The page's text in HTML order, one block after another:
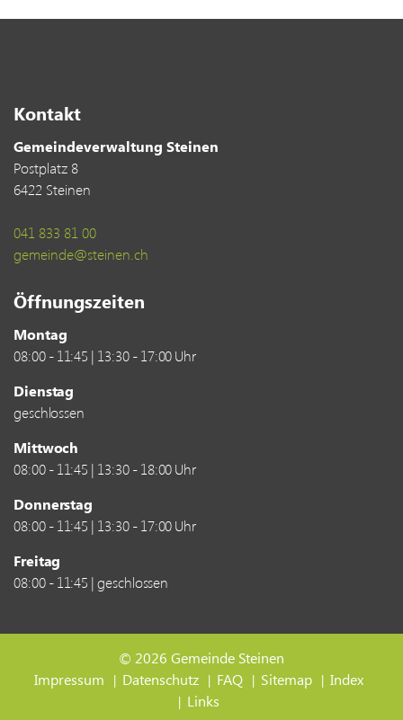
Kontakt
Gemeindeverwaltung Steinen
Postplatz 8
6422 Steinen
041 833 81 00
gemeinde@steinen.ch
Öffnungszeiten
Montag
08:00 - 11:45 | 13:30 - 17:00 Uhr
Dienstag
geschlossen
Mittwoch
08:00 - 11:45 | 13:30 - 18:00 Uhr
Donnerstag
08:00 - 11:45 | 13:30 - 17:00 Uhr
Freitag
08:00 - 11:45 | geschlossen
© 2026 Gemeinde Steinen
Toolbar
Impressum Datenschutz FAQ Sitemap
Index
Links